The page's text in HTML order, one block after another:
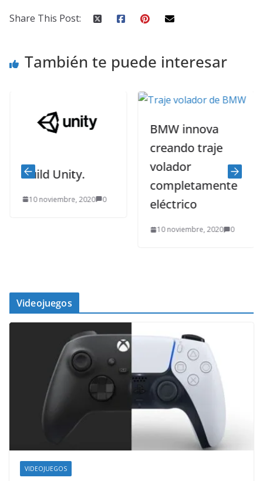
Share This Post:
También te puede interesar
Build Unity.
10 noviembre, 2020 0
BMW innova
creando traje
volador
completamente
eléctrico
10 noviembre, 2020 0
Videojuegos
VIDEOJUEGOS